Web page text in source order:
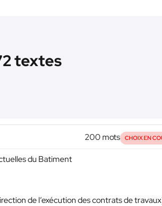
textes
200 mots CHOIX EN
du Batiment
de l’exécution des contrats de